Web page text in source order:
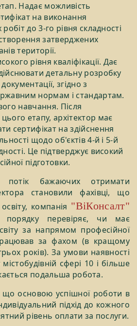
Надає можливість
на виконання
робіт до 3-го рівня складності
затверджених
території.
рівня кваліфікації. Дає
детальну розробку
згідно з
нормам і стандартам.
навчання. Після
етапу, архітектор має
сертифікат на здійснення
щодо об'єктів 4-й і 5-й
Це підтверджує високий
підготовки.
бажаючих отримати
становили фахівці, що
компанія "ВіКонсалт"
порядку перевіряє, чи має
за напрямом професійної
за фахом (в кращому
років). За умови наявності
сфері 10 і більше
подальша робота.
що основою успішної роботи в
підхід до кожного
рівень оплати за послуги.